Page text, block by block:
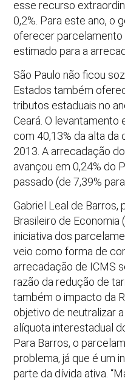
esse recurso
0,2%. Para este ano, o
oferecer parcelamento
estimado para a
São Paulo não ficou
Estados também
tributos estaduais no
Ceará. O levantamento
com 40,13% da alta da
2013. A arrecadação
avançou em 0,24% do
passado (de 7,39% para
Gabriel Leal de Barros,
Brasileiro de Economia
iniciativa dos
veio como forma de
arrecadação de ICMS
razão da redução de
também o impacto da
objetivo de neutralizar
alíquota interestadual
Para Barros, o
problema, já que é um
parte da dívida ativa.